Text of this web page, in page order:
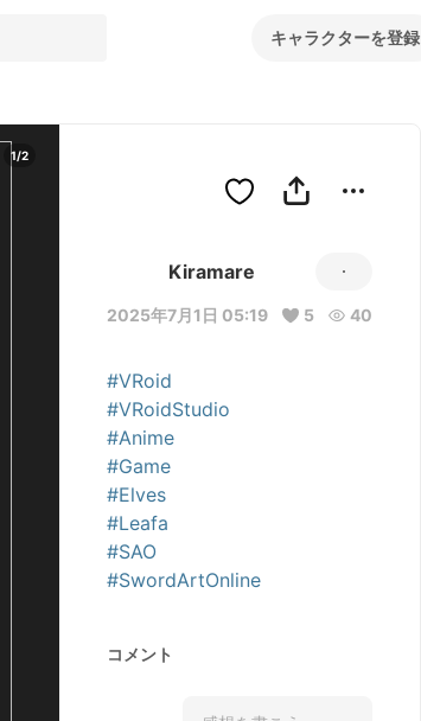
キャラクターを登録
1/2
Kiramare
2025年7月1日 05:19 5 40
#VRoid
#VRoidStudio
#Anime
#Game
#Elves
#Leafa
#SAO
#SwordArtOnline
コメント